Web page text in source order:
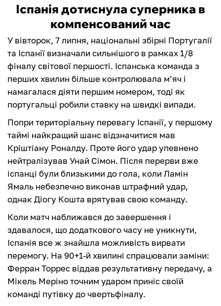
Іспанія дотиснула суперника в
компенсований час
У вівторок, 7 липня, національні збірні Португалії
та Іспанії визначали сильнішого в рамках 1/8
фіналу світової першості. Іспанська команда з
перших хвилин більше контролювала м’яч і
намагалася діяти першим номером, тоді як
португальці робили ставку на швидкі випади.
Попри територіальну перевагу Іспанії, у першому
таймі найкращий шанс відзначитися мав
Кріштіану Роналду. Проте його удар упевнено
нейтралізував Унай Сімон. Після перерви вже
іспанці були близькими до гола, коли Ламін
Ямаль небезпечно виконав штрафний удар,
однак Діогу Кошта врятував свою команду.
Коли матч наближався до завершення і
здавалося, що додаткового часу не уникнути,
Іспанія все ж знайшла можливість вирвати
перемогу. На 90+1-й хвилині спрацювали заміни:
Ферран Торрес віддав результативну передачу, а
Мікель Меріно точним ударом приніс своїй
команді путівку до чвертьфіналу.